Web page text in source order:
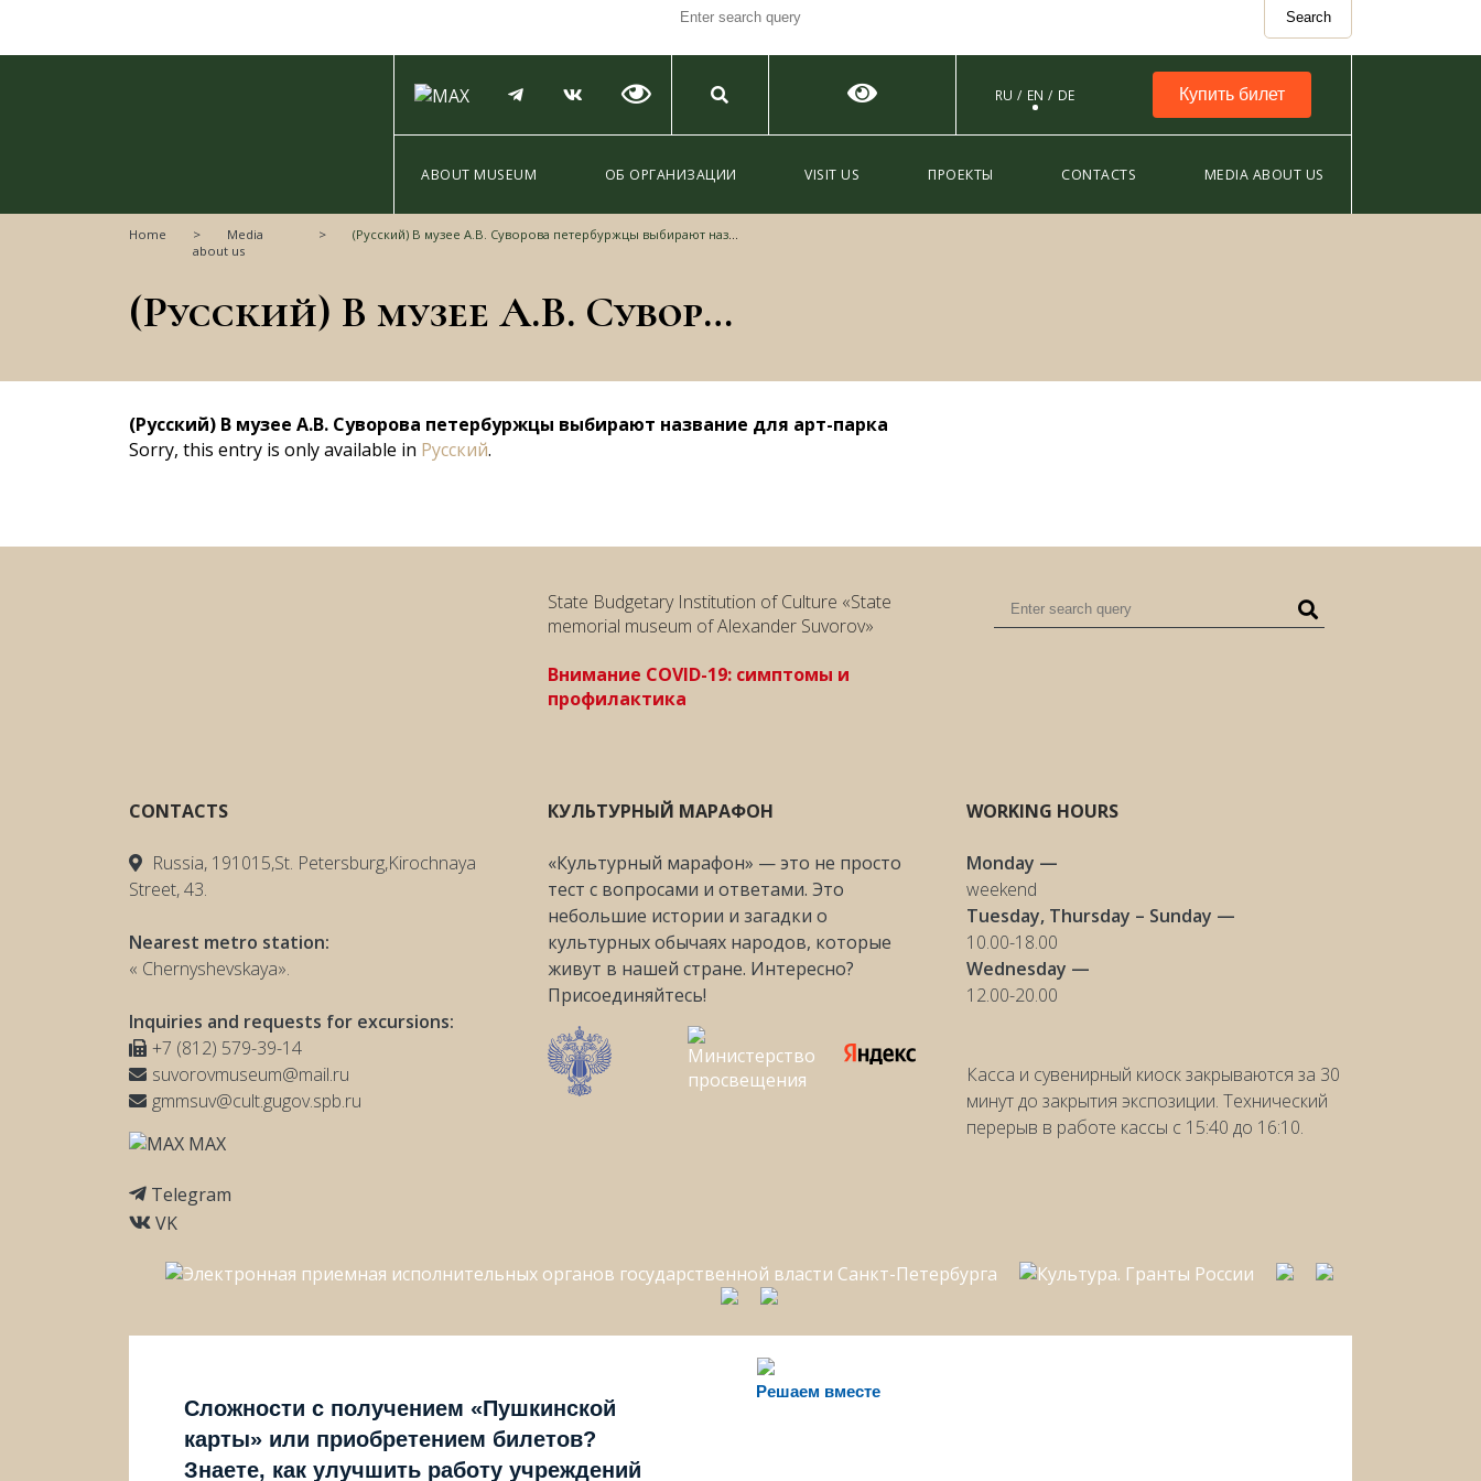
Search
RU EN DE Купить билет
ABOUT MUSEUM ОБ ОРГАНИЗАЦИИ VISIT US ПРОЕКТЫ CONTACTS MEDIA ABOUT US
Home
Media
about us
(Русский) В музее А.В. Суворова петербуржцы выбирают название для арт-парка
(Русский) В музее А.В. Суворова петербуржцы выбирают название для арт-парка
(Русский) В музее А.В. Суворова петербуржцы выбирают название для арт-парка
Sorry, this entry is only available in Русский.
State Budgetary Institution of Culture «State
memorial museum of Alexander Suvorov»
Внимание COVID-19: симптомы и
профилактика
CONTACTS
Russia, 191015,St. Petersburg,Kirochnaya
Street, 43.
Nearest metro station:
« Chernyshevskaya».
Inquiries and requests for excursions:
+7 (812) 579-39-14
suvorovmuseum@mail.ru
gmmsuv@cult.gugov.spb.ru
MAX
Telegram
VK
КУЛЬТУРНЫЙ МАРАФОН
«Культурный марафон» — это не просто
тест с вопросами и ответами. Это
небольшие истории и загадки о
культурных обычаях народов, которые
живут в нашей стране. Интересно?
Присоединяйтесь!
WORKING HOURS
Monday —
weekend
Tuesday, Thursday – Sunday —
10.00-18.00
Wednesday —
12.00-20.00
Касса и сувенирный киоск закрываются за 30
минут до закрытия экспозиции. Технический
перерыв в работе кассы с 15:40 до 16:10.
Решаем вместе
Сложности с получением «Пушкинской
карты» или приобретением билетов?
Знаете, как улучшить работу учреждений